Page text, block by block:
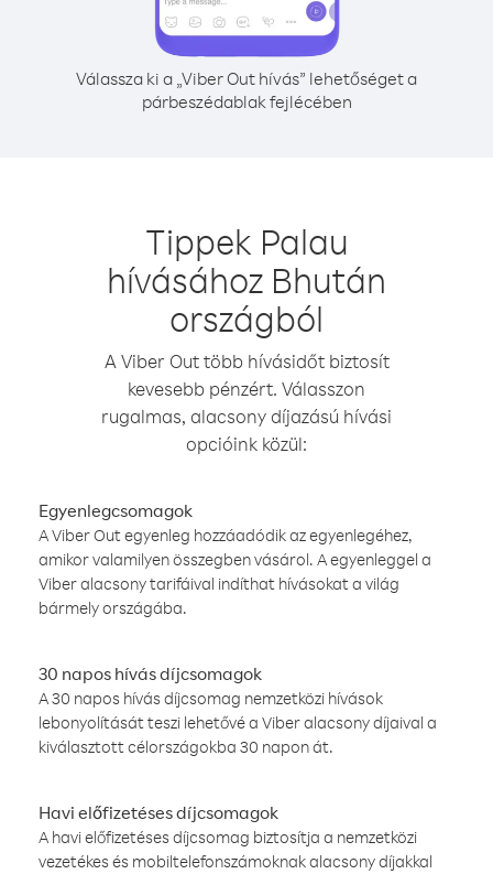
Válassza ki a „Viber Out hívás” lehetőséget a
párbeszédablak fejlécében
Tippek Palau
hívásához Bhután
országból
A Viber Out több hívásidőt biztosít
kevesebb pénzért. Válasszon
rugalmas, alacsony díjazású hívási
opcióink közül:
Egyenlegcsomagok
A Viber Out egyenleg hozzáadódik az egyenlegéhez,
amikor valamilyen összegben vásárol. A egyenleggel a
Viber alacsony tarifáival indíthat hívásokat a világ
bármely országába.
30 napos hívás díjcsomagok
A 30 napos hívás díjcsomag nemzetközi hívások
lebonyolítását teszi lehetővé a Viber alacsony díjaival a
kiválasztott célországokba 30 napon át.
Havi előfizetéses díjcsomagok
A havi előfizetéses díjcsomag biztosítja a nemzetközi
vezetékes és mobiltelefonszámoknak alacsony díjakkal